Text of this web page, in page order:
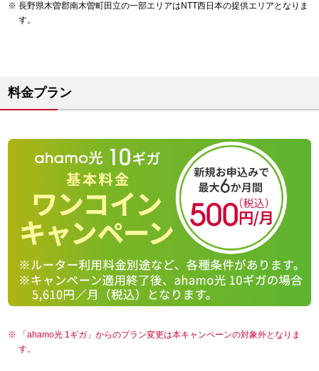
長野県木曽郡南木曽町田立の一部エリアはNTT西日本の提供エリアとなりま
す。
料金プラン
「ahamo光 1ギガ」からのプラン変更は本キャンペーンの対象外となりま
す。